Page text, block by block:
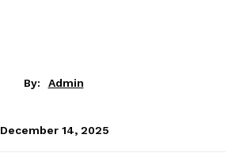
By: Admin
December 14, 2025